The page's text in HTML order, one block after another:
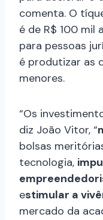
comenta. O
é de R$ 100 mil
para pessoas
é produtizar as
menores.
“Os
diz João Vitor, “
bolsas
tecnologia,
estimular a
mercado da